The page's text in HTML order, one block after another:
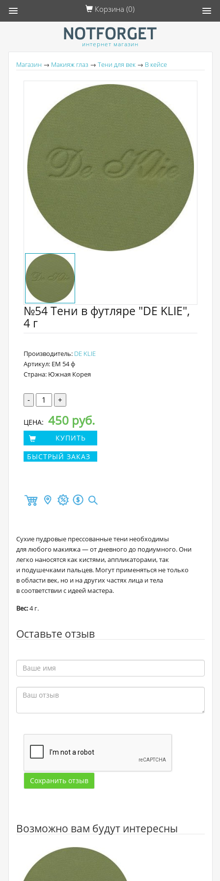
интернет магазин
Магазин → Макияж глаз → Тени для век → В кейсе
№54 Тени в футляре "DE KLIE",
4 г
Производитель: DE KLIE
Артикул: EM 54 ф
Страна: Южная Корея
- +
ЦЕНА: 450 руб.
КУПИТЬ
БЫСТРЫЙ ЗАКАЗ
Сухие пудровые прессованные тени необходимы
для любого макияжа — от дневного до подиумного. Они
легко наносятся как кистями, аппликаторами, так
и подушечками пальцев. Могут применяться не только
в области век, но и на других частях лица и тела
в соответствии с идеей мастера.
Вес:4 г.
Оставьте отзыв
Сохранить отзыв
Возможно вам будут интересны
Корзина (0)